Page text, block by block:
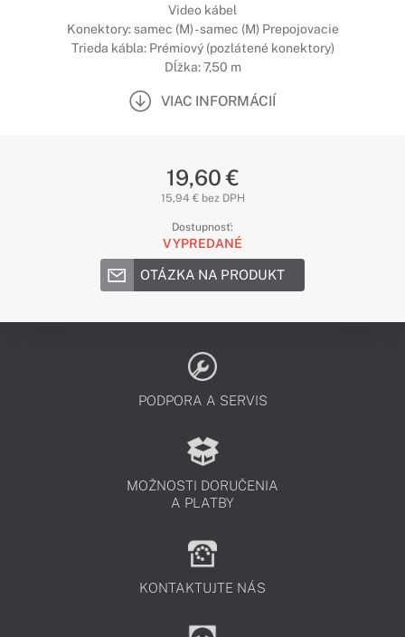
Video kábel
Konektory: samec (M) - samec (M) Prepojovacie
Trieda kábla: Prémiový (pozlátené konektory)
Dĺžka: 7,50 m
VIAC INFORMÁCIÍ
19,60 €
15,94 € bez DPH
Dostupnosť:
VYPREDANÉ
OTÁZKA NA PRODUKT
PODPORA A SERVIS
MOŽNOSTI DORUČENIA
A PLATBY
KONTAKTUJTE NÁS